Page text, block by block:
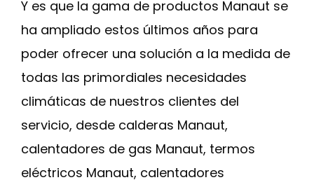
Y es que la gama de productos Manaut se
ha ampliado estos últimos años para
poder ofrecer una solución a la medida de
todas las primordiales necesidades
climáticas de nuestros clientes del
servicio, desde calderas Manaut,
calentadores de gas Manaut, termos
eléctricos Manaut, calentadores